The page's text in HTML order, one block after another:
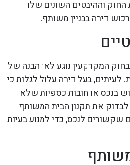
וההיבטים השונים שלו
דירה בבניין משותף.
המקרקעין נוגע לאי הבנה של
לעיתים, בעל דירה עלול לגלות כי
בנכס או חובות כספיות שלא
את תקנון הבית המשותף
לנכס, כדי למנוע בעיות